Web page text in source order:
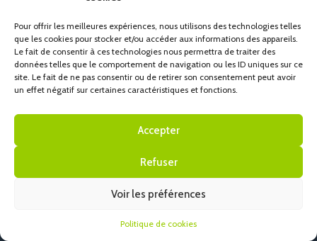
Pour offrir les meilleures expériences, nous utilisons des technologies telles
que les cookies pour stocker et/ou accéder aux informations des appareils.
Le fait de consentir à ces technologies nous permettra de traiter des
données telles que le comportement de navigation ou les ID uniques sur ce
site. Le fait de ne pas consentir ou de retirer son consentement peut avoir
un effet négatif sur certaines caractéristiques et fonctions.
Accepter
Refuser
Voir les préférences
Politique de cookies
POLITIQUE DE COOKIES (UE)